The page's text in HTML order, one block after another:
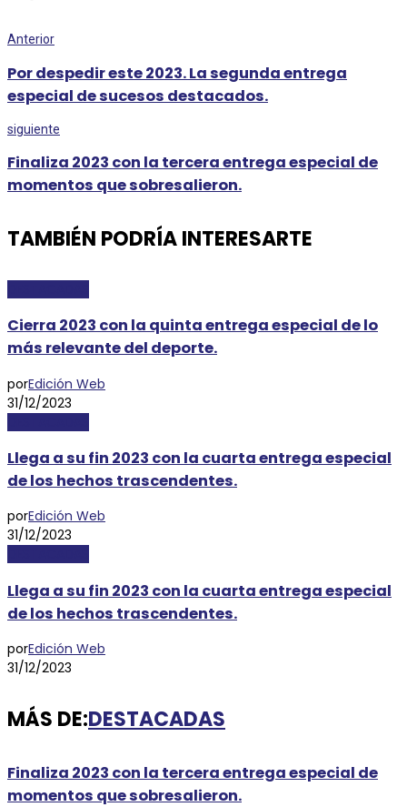
Anterior
Por despedir este 2023. La segunda entrega
especial de sucesos destacados.
siguiente
Finaliza 2023 con la tercera entrega especial de
momentos que sobresalieron.
TAMBIÉN PODRÍA INTERESARTE
Cierra 2023 con la quinta entrega especial de lo
más relevante del deporte.
porEdición Web
31/12/2023
Llega a su fin 2023 con la cuarta entrega especial
de los hechos trascendentes.
porEdición Web
31/12/2023
Llega a su fin 2023 con la cuarta entrega especial
de los hechos trascendentes.
porEdición Web
31/12/2023
MÁS DE:DESTACADAS
Finaliza 2023 con la tercera entrega especial de
momentos que sobresalieron.